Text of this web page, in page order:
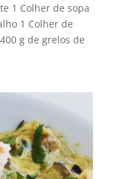
1 Colher de sopa
1 Colher de
g de grelos de